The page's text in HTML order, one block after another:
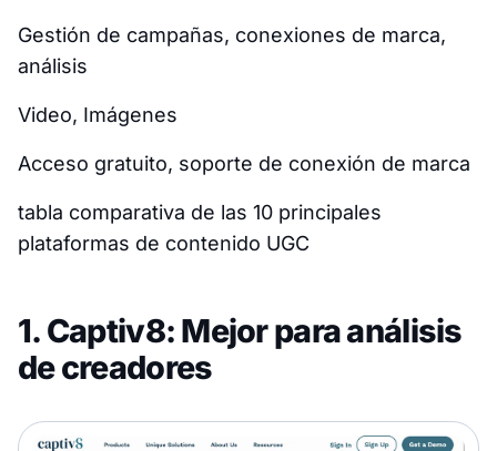
Gestión de campañas, conexiones de marca,
análisis
Video, Imágenes
Acceso gratuito, soporte de conexión de marca
tabla comparativa de las 10 principales
plataformas de contenido UGC
1. Captiv8: Mejor para análisis
de creadores